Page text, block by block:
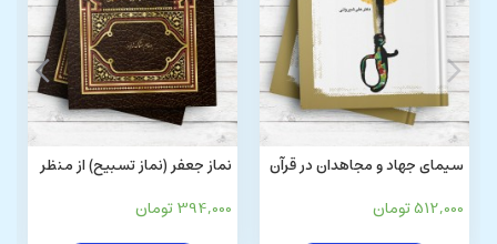
سيمای جهاد و مجاهدان در قرآن
512,000 تومان
نماز جعفر (نماز تسبیح) از منظر
394,000 تومان